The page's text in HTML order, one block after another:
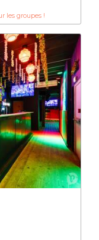
les groupes !